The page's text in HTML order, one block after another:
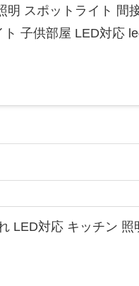
スポットライト 間
子供部屋 LED対応
LED対応 キッチン